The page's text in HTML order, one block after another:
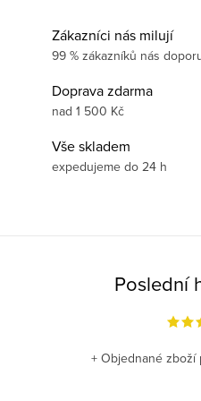
Zákazníci nás milují
99 % zákazníků nás
Doprava zdarma
nad 1 500 Kč
Vše skladem
expedujeme do 24 h
Poslední
+ Objednané